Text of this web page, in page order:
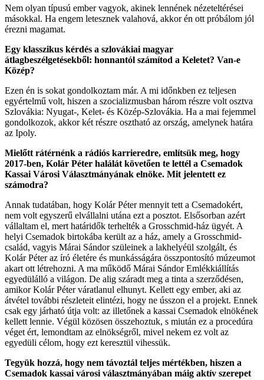
Nem olyan típusú ember vagyok, akinek lennének nézeteltérései
másokkal. Ha engem letesznek valahová, akkor én ott próbálom jól
érezni magamat.
Egy klasszikus kérdés a szlovákiai magyar
átlagbeszélgetésekből: honnantól számítod a Keletet? Van-e
Közép?
Ezen én is sokat gondolkoztam már. A mi időnkben ez teljesen
egyértelmű volt, hiszen a szocializmusban három részre volt osztva
Szlovákia: Nyugat-, Kelet- és Közép-Szlovákia. Ha a mai fejemmel
gondolkozok, akkor két részre osztható az ország, amelynek határa
az Ipoly.
Mielőtt rátérnénk a rádiós karrieredre, említsük meg, hogy
2017-ben, Kolár Péter halálát követően te lettél a Csemadok
Kassai Városi Választmányának elnöke. Mit jelentett ez
számodra?
Annak tudatában, hogy Kolár Péter mennyit tett a Csemadokért,
nem volt egyszerű elvállalni utána ezt a posztot. Elsősorban azért
vállaltam el, mert határidők terhelték a Grosschmid-ház ügyét. A
helyi Csemadok birtokába került az a ház, amely a Grosschmid-
család, vagyis Márai Sándor szüleinek a lakhelyéül szolgált, és
Kolár Péter az író életére és munkásságára összpontosító múzeumot
akart ott létrehozni. A ma működő Márai Sándor Emlékkiállítás
egyedülálló a világon. De alig száradt meg a tinta a szerződésen,
amikor Kolár Péter váratlanul elhunyt. Kellett egy ember, aki az
átvétel további részleteit elintézi, hogy ne ússzon el a projekt. Ennek
csak egy járható útja volt: az illetőnek a kassai Csemadok elnökének
kellett lennie. Végül közösen összehoztuk, s miután ez a procedúra
véget ért, lemondtam az elnökségről, mivel nekem ez volt az
egyedüli célom, hogy ezt keresztül vihessük.
Tegyük hozzá, hogy nem távoztál teljes mértékben, hiszen a
Csemadok kassai városi választmányában máig aktív szerepet